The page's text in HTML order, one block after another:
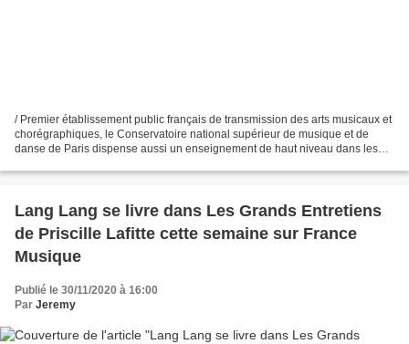
/ Premier établissement public français de transmission des arts musicaux et
chorégraphiques, le Conservatoire national supérieur de musique et de
danse de Paris dispense aussi un enseignement de haut niveau dans les
Lang Lang se livre dans Les Grands Entretiens
de Priscille Lafitte cette semaine sur France
Musique
Publié le 30/11/2020 à 16:00
Par Jeremy